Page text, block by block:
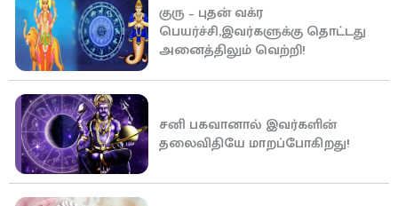
குரு – புதன் வக்ர
பெயர்ச்சி,இவர்களுக்கு தொட்டது
அனைத்திலும் வெற்றி!
சனி பகவானால் இவர்களின்
தலைவிதியே மாறப்போகிறது!